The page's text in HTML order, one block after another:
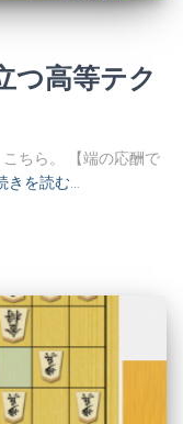
つ高等テク
ちら。 【端の応酬で
きを読む…